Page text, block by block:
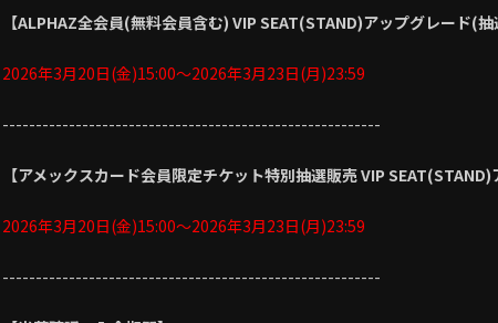
【ALPHAZ全会員(無料会員含む) VIP SEAT(STAND)アップグレード(抽
2026年3月20日(金)15:00～2026年3月23日(月)23:59
---------------------------------------------------------
【アメックスカード会員限定チケット特別抽選販売 VIP
2026年3月20日(金)15:00～2026年3月23日(月)23:59
---------------------------------------------------------